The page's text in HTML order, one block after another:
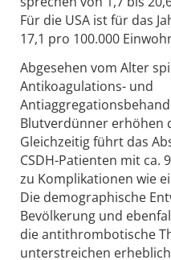
Für die USA ist für das
17,1 pro 100.000
Abgesehen vom Alter
Antikoagulations- und
Blutverdünner erhöhen
Gleichzeitig führt das
CSDH-Patienten mit ca.
zu Komplikationen wie
Die demographische
Bevölkerung und
die antithrombotische
unterstreichen